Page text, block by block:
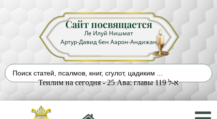
Сайт посвящается
Ле Илуй Нишмат
Артур-Давид бен Аарон-Андижан
Теилим на сегодня - 25 Ава: главы 119 א-ל